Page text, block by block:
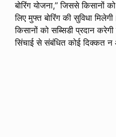
बोरिंग योजना,” जिससे किसानों
लिए मुफ्त बोरिंग की सुविधा
किसानों को सब्सिडी प्रदान
सिंचाई से संबंधित कोई दिक्कत